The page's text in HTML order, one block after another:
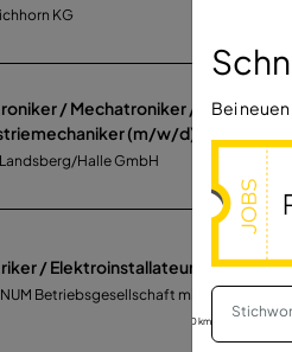
KG
/ Mechatroniker /
(m/w/d)
Halle GmbH
/ Elektroinstallateur (m/w/d)
Betriebsgesellschaft mbH & Co. KG
Bei
30 km